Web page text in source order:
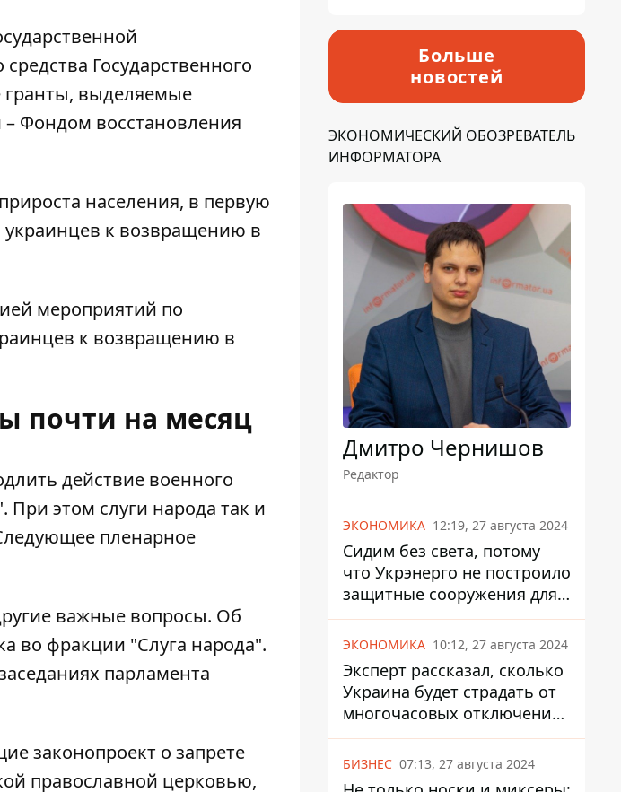
Государственного
гранты, выделяемые
Фондом восстановления
населения, в первую
к возвращению в
мероприятий по
к возвращению в
почти на месяц
действие военного
этом слуги народа так и
пленарное
важные вопросы. Об
во фракции "Слуга народа".
парламента
законопроект о запрете
православной церковью,
Больше
новостей
ЭКОНОМИЧЕСКИЙ ОБОЗРЕВАТЕЛЬ
ИНФОРМАТОРА
Дмитро Чернишов
Редактор
ЭКОНОМИКА 12:19, 27 августа 2024
Сидим без света, потому
что Укрэнерго не построило
защитные сооружения для
энергетики - нардеп
Кучеренко
ЭКОНОМИКА 10:12, 27 августа 2024
Эксперт рассказал, сколько
Украина будет страдать от
многочасовых отключений
света
БИЗНЕС 07:13, 27 августа 2024